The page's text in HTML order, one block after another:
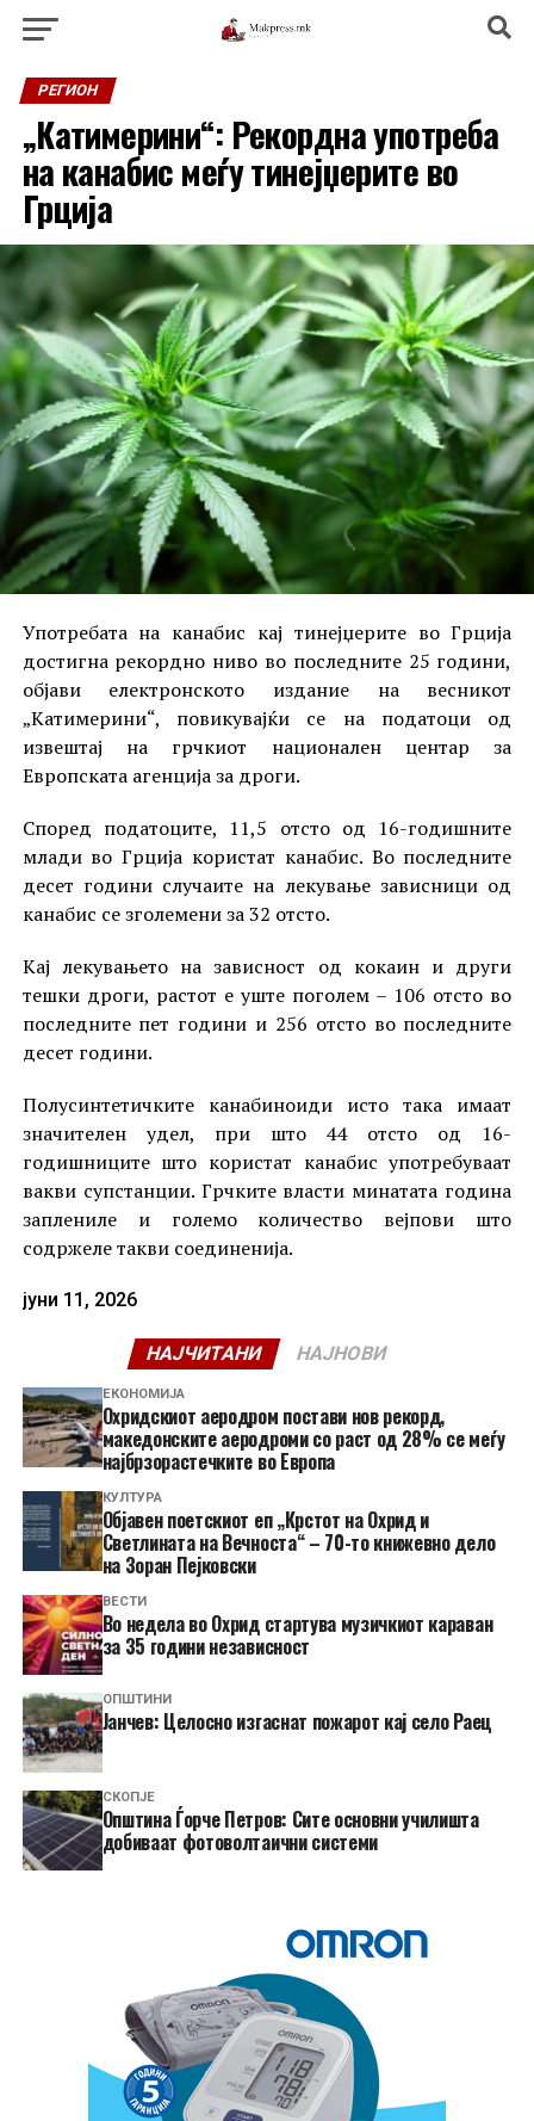
РЕГИОН
„Катимерини“: Рекордна употреба
на канабис меѓу тинејџерите во
Грција
Употребата на канабис кај тинејџерите во Грција
достигна рекордно ниво во последните 25 години,
објави електронското издание на весникот
„Катимерини“, повикувајќи се на податоци од
извештај на грчкиот национален центар за
Европската агенција за дроги.
Според податоците, 11,5 отсто од 16-годишните
млади во Грција користат канабис. Во последните
десет години случаите на лекување зависници од
канабис се зголемени за 32 отсто.
Кај лекувањето на зависност од кокаин и други
тешки дроги, растот е уште поголем – 106 отсто во
последните пет години и 256 отсто во последните
десет години.
Полусинтетичките канабиноиди исто така имаат
значителен удел, при што 44 отсто од 16-
годишниците што користат канабис употребуваат
вакви супстанции. Грчките власти минатата година
заплениле и големо количество вејпови што
содржеле такви соединенија.
јуни 11, 2026
НАЈЧИТАНИ НАЈНОВИ
ЕКОНОМИЈА
Охридскиот аеродром постави нов рекорд,
македонските аеродроми со раст од 28% се меѓу
најбрзорастечките во Европа
КУЛТУРА
Објавен поетскиот еп „Крстот на Охрид и
Светлината на Вечноста“ – 70-то книжевно дело
на Зоран Пејковски
ВЕСТИ
Во недела во Охрид стартува музичкиот караван
за 35 години независност
ОПШТИНИ
Јанчев: Целосно изгаснат пожарот кај село Раец
СКОПЈЕ
Општина Ѓорче Петров: Сите основни училишта
добиваат фотоволтаични системи